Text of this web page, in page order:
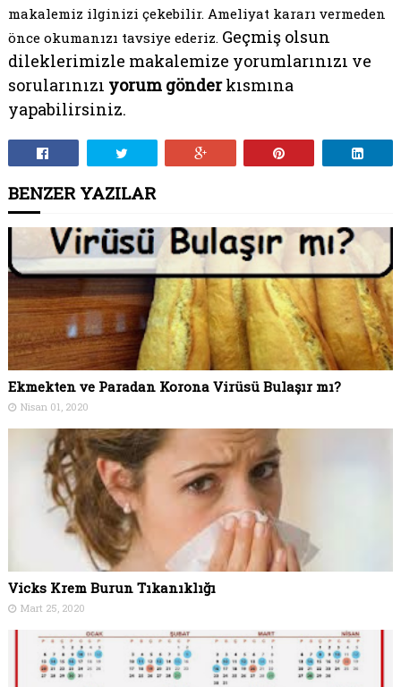
makalemiz ilginizi çekebilir. Ameliyat kararı vermeden
önce okumanızı tavsiye ederiz. Geçmiş olsun
dileklerimizle makalemize yorumlarınızı ve
sorularınızı yorum gönderkısmına
yapabilirsiniz.
BENZER YAZILAR
Ekmekten ve Paradan Korona Virüsü Bulaşır mı?
Nisan 01, 2020
Vicks Krem Burun Tıkanıklığı
Mart 25, 2020